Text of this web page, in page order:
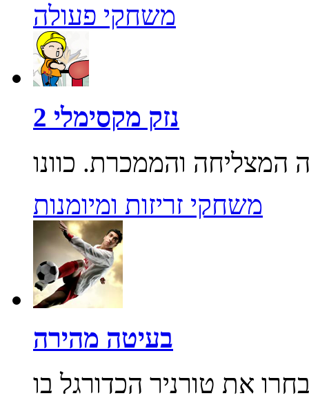
משחקי פעולה
נזק מקסימלי 2
משחקי זריזות ומיומנות
בעיטה מהירה